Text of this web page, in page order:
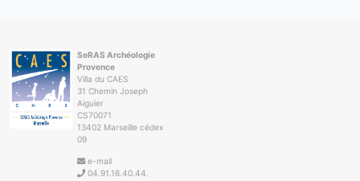
SeRAS Archéologie
Provence
Villa du CAES
31 Chemin Joseph
Aiguier
CS70071
13402 Marseille cédex
09
e-mail
04.91.16.40.44.